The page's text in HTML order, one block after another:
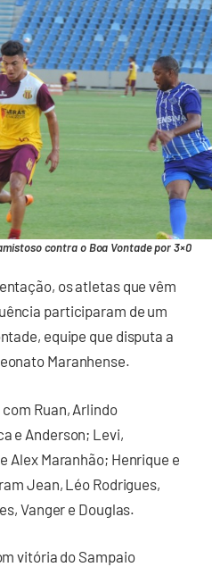
contra o Boa Vontade por 3×0
os atletas que vêm
participaram de um
equipe que disputa a
Maranhense.
Ruan, Arlindo
e Anderson; Levi,
Alex Maranhão; Henrique e
Jean, Léo Rodrigues,
Vanger e Douglas.
vitória do Sampaio